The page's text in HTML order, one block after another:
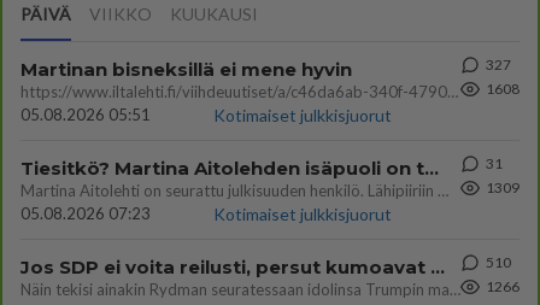
PÄIVÄ VIIKKO KUUKAUSI
Martinan bisneksillä ei mene hyvin
https://www.iltalehti.fi/viihdeuutiset/a/c46da6ab-340f-4790-aaa7-0865eed2336 Yrityksen konkurssihakemus on tullut kärä
05.08.2026 05:51
Kotimaiset julkkisjuorut
327
1608
Tiesitkö? Martina Aitolehden isäpuoli on tämä suosittu laulaja
Martina Aitolehti on seurattu julkisuuden henkilö. Lähipiiriin mahtuu muitakin tunnettuja henkilöitä. Tiesitkö, että Ma
05.08.2026 07:23
Kotimaiset julkkisjuorut
31
1309
Jos SDP ei voita reilusti, persut kumoavat demokratian Suomesta
Näin tekisi ainakin Rydman seuratessaan idolinsa Trumpin mallia https://www.is.fi/politiikka/art-2000012187244.html
510
1266